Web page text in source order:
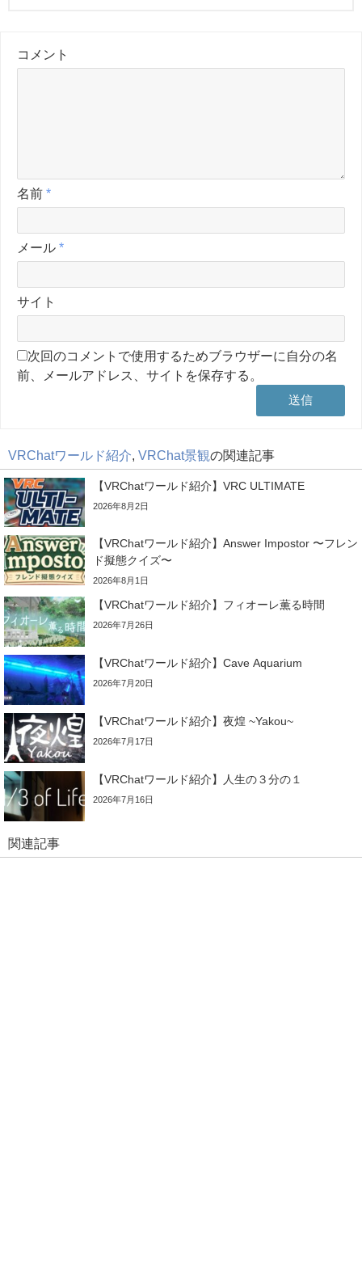
コメント
名前 *
メール *
サイト
次回のコメントで使用するためブラウザーに自分の名
前、メールアドレス、サイトを保存する。
VRChatワールド紹介 VRChat景観の関連記事
【VRChatワールド紹介】VRC ULTIMATE
2026年8月2日
【VRChatワールド紹介】Answer Impostor 〜フレン
ド擬態クイズ〜
2026年8月1日
【VRChatワールド紹介】フィオーレ薫る時間
2026年7月26日
【VRChatワールド紹介】Cave Aquarium
2026年7月20日
【VRChatワールド紹介】夜煌 ~Yakou~
2026年7月17日
【VRChatワールド紹介】人生の３分の１
2026年7月16日
関連記事